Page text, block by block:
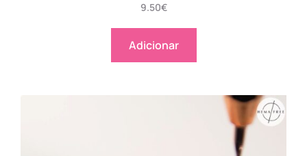
9.50€
Adicionar